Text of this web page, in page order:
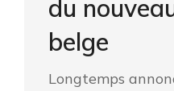
du
belge
Longtemps